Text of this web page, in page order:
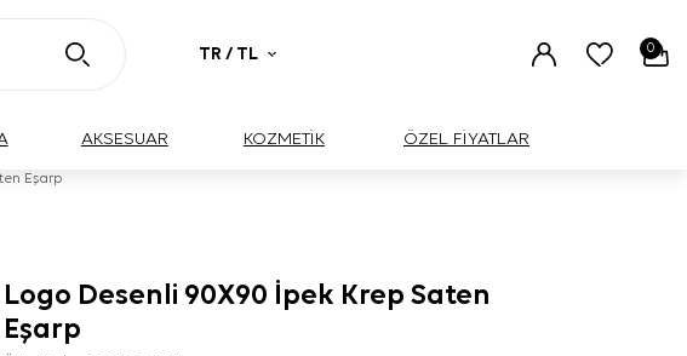
TR / TL 0
AKSESUAR KOZMETİK ÖZEL FİYATLAR
Eşarp
Logo Desenli 90X90 İpek Krep Saten
Eşarp